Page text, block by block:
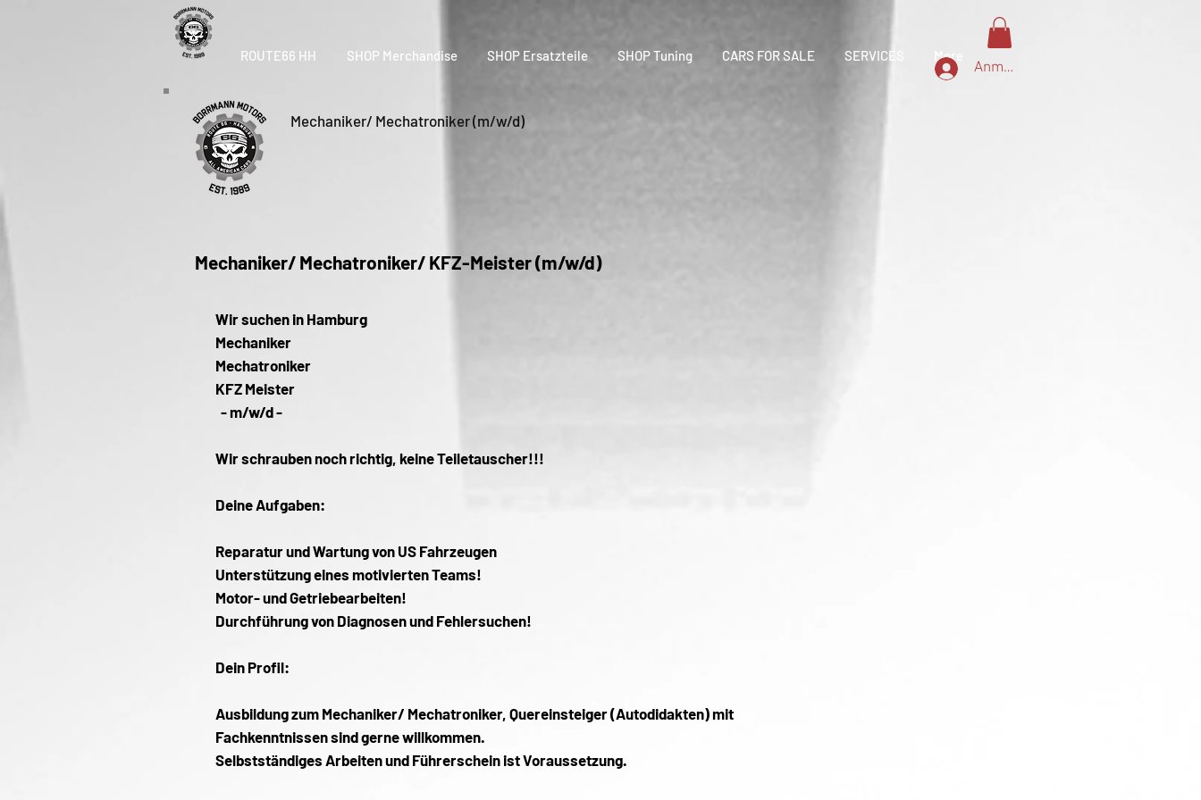
ROUTE66 HH SHOP Merchandise SHOP Ersatzteile SHOP Tuning CARS FOR SALE SERVICES More
Anmelden
Mechaniker/ Mechatroniker (m/w/d)
Mechaniker/ Mechatroniker/ KFZ-Meister (m/w/d)
​​Wir suchen in Hamburg
Mechaniker
Mechatroniker
KFZ Meister
- m/w/d -
Wir schrauben noch richtig, keine Teiletauscher!!!
Deine Aufgaben:
Reparatur und Wartung von US Fahrzeugen
Unterstützung eines motivierten Teams!
Motor- und Getriebearbeiten!
Durchführung von Diagnosen und Fehlersuchen!
Dein Profil:
Ausbildung zum Mechaniker/ Mechatroniker, Quereinsteiger (Autodidakten) mit
Fachkenntnissen sind gerne willkommen.
Selbstständiges Arbeiten und Führerschein ist Voraussetzung.